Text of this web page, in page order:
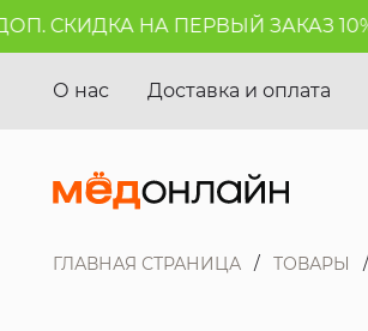
СКИДКА НА ПЕРВЫЙ ЗАКАЗ 10%!*
О нас Доставка и оплата
ГЛАВНАЯ СТРАНИЦА ТОВАРЫ